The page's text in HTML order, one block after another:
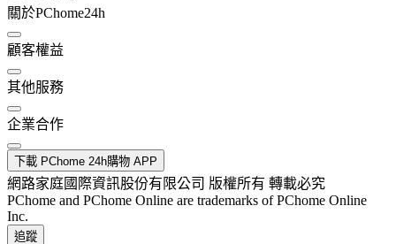
關於PChome24h
顧客權益
其他服務
企業合作
下載 PChome 24h購物 APP
網路家庭國際資訊股份有限公司 版權所有 轉載必究
PChome and PChome Online are trademarks of PChome Online
Inc.
追蹤